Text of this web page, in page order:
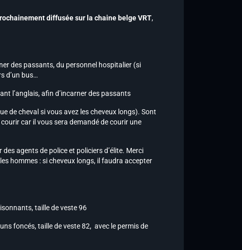
diffusée sur la chaine belge VRT,
des passants, du personnel hospitalier (si
d’un bus…
l’anglais, afin d’incarner des passants
de cheval si vous avez les cheveux longs). Sont
car il vous sera demandé de courir une
des agents de police et policiers d’élite. Merci
hommes : si cheveux longs, il faudra accepter
taille de veste 96
foncés, taille de veste 82, avec le permis de